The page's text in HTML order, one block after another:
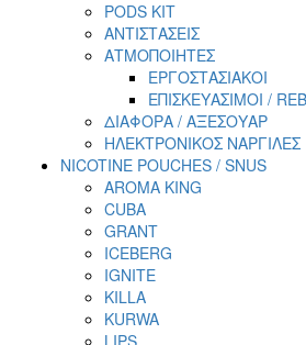
PODS KIT
ΑΝΤΙΣΤΑΣΕΙΣ
ΑΤΜΟΠΟΙΗΤΕΣ
ΕΡΓΟΣΤΑΣΙΑΚΟΙ
ΕΠΙΣΚΕΥΑΣΙΜΟΙ /
ΔΙΑΦΟΡΑ / ΑΞΕΣΟΥΑΡ
ΗΛΕΚΤΡΟΝΙΚΟΣ ΝΑΡΓΙΛΕΣ
NICOTINE POUCHES / SNUS
AROMA KING
CUBA
GRANT
ICEBERG
IGNITE
KILLA
KURWA
LIPS